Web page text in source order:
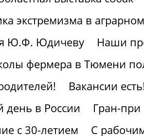
экстремизма в аграрном
Ю.Ф. Юдичеву
Наши
фермера в Тюмени
Вакансии
день в России
Гран-
с 30-летием
С